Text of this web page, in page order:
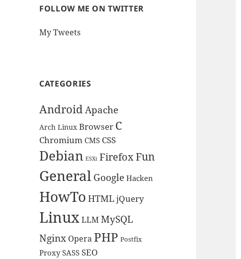
FOLLOW ME ON TWITTER
My Tweets
CATEGORIES
AndroidApache
Arch Linux Browser C
Chromium CMS CSS
Debian ESXi FirefoxFun
GeneralGoogle Hacken
HowTo HTMLjQuery
LinuxLLMMySQL
Nginx Opera PHP Postfix
Proxy SASS SEO